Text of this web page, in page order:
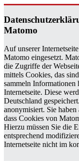
Ma­to­mo
Auf unserer
Matomo eingesetzt.
die Zugriffe der
mittels Cookies, das
sammeln
Internetseite. Diese
Deutschland
anonymisiert. Sie
dass Cookies von
Hierzu müssen Sie die
entsprechend
Internetseite nicht im